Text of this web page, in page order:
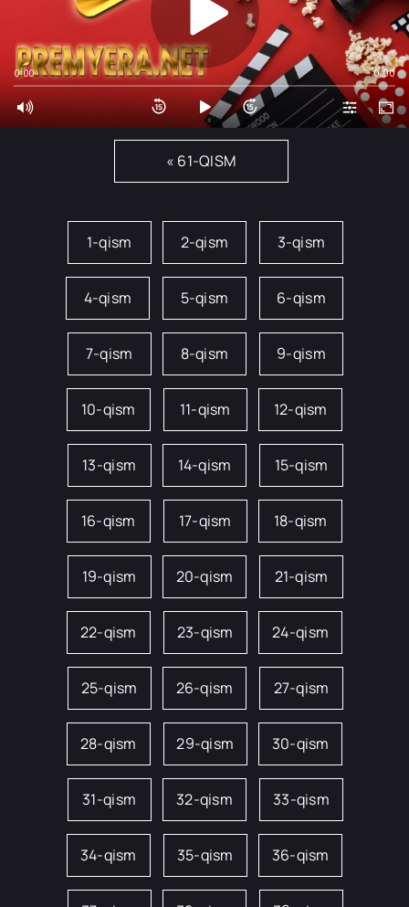
0:00 0:00
« 61-QISM
1-qism 2-qism 3-qism
4-qism 5-qism 6-qism
7-qism 8-qism 9-qism
10-qism 11-qism 12-qism
13-qism 14-qism 15-qism
16-qism 17-qism 18-qism
19-qism 20-qism 21-qism
22-qism 23-qism 24-qism
25-qism 26-qism 27-qism
28-qism 29-qism 30-qism
31-qism 32-qism 33-qism
34-qism 35-qism 36-qism